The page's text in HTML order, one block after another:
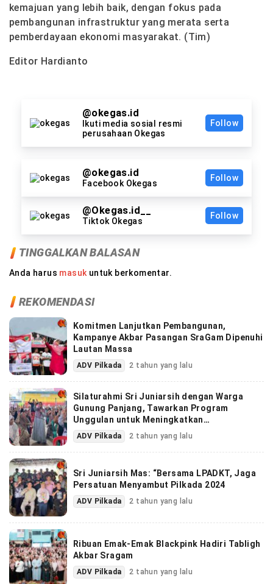
kemajuan yang lebih baik, dengan fokus pada
pembangunan infrastruktur yang merata serta
pemberdayaan ekonomi masyarakat. (Tim)
Editor Hardianto
@okegas.id
Ikuti media sosial resmi
perusahaan Okegas
Follow
@okegas.id
Facebook Okegas
Follow
@Okegas.id__
Tiktok Okegas
Follow
TINGGALKAN BALASAN
Anda harus masukuntuk berkomentar.
REKOMENDASI
Komitmen Lanjutkan Pembangunan,
Kampanye Akbar Pasangan SraGam Dipenuhi
Lautan Massa
ADV Pilkada 2 tahun yang lalu
Silaturahmi Sri Juniarsih dengan Warga
Gunung Panjang, Tawarkan Program
Unggulan untuk Meningkatkan
Kesejahteraan Masyarakat
ADV Pilkada 2 tahun yang lalu
Sri Juniarsih Mas: “Bersama LPADKT, Jaga
Persatuan Menyambut Pilkada 2024
ADV Pilkada 2 tahun yang lalu
Ribuan Emak-Emak Blackpink Hadiri Tabligh
Akbar Sragam
ADV Pilkada 2 tahun yang lalu